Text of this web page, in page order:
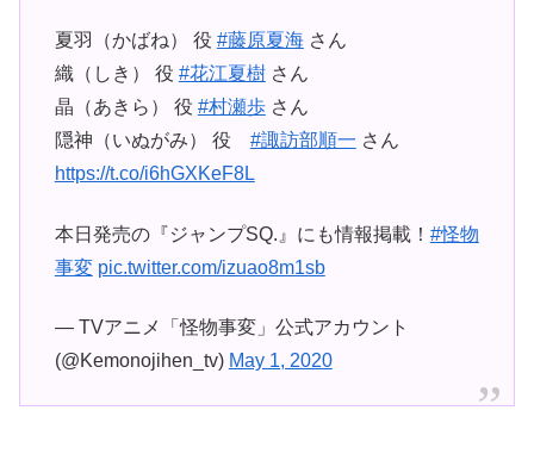
夏羽（かばね） 役 #藤原夏海さん
織（しき） 役 #花江夏樹さん
晶（あきら） 役 #村瀬歩さん
隠神（いぬがみ） 役 #諏訪部順一 さん
https://t.co/i6hGXKeF8L
本日発売の『ジャンプSQ.』にも情報掲載！ #怪物
事変 pic.twitter.com/izuao8m1sb
— TVアニメ「怪物事変」公式アカウント
(@Kemonojihen_tv) May 1, 2020